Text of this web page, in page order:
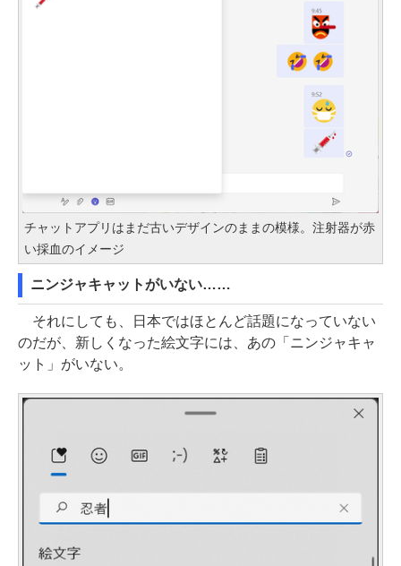
チャットアプリはまだ古いデザインのままの模様。注射器が赤
い採血のイメージ
ニンジャキャットがいない……
それにしても、日本ではほとんど話題になっていない
のだが、新しくなった絵文字には、あの「ニンジャキャ
ット」がいない。